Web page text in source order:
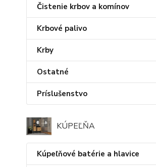
Čistenie krbov a komínov
Krbové palivo
Krby
Ostatné
Príslušenstvo
KÚPEĽŇA
Kúpeľňové batérie a hlavice